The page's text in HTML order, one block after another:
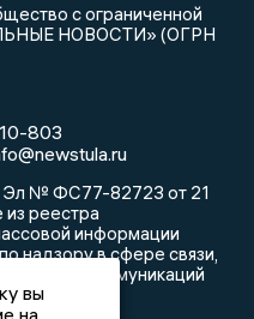
с ограниченной
НОВОСТИ» (ОГРН
803
Эл № ФС77-82723 от 21
из реестра
информации
надзору в сфере связи,
коммуникаций
вы
на